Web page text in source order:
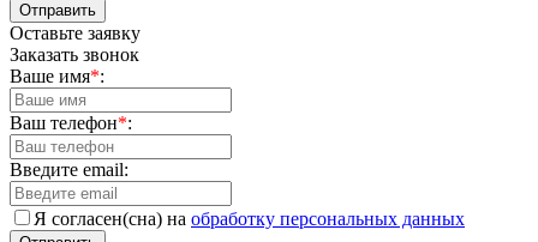
Отправить
Оставьте заявку
Заказать звонок
Ваше имя*:
Ваш телефон*:
Введите email:
Я согласен(сна) на обработку персональных данных